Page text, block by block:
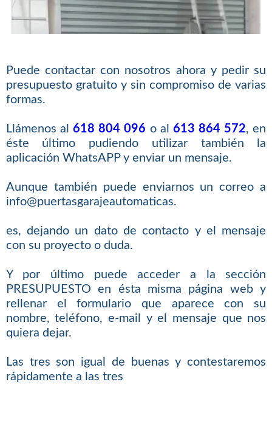
Puede contactar con nosotros ahora y pedir su
presupuesto gratuito y sin compromiso de varias
formas.
Llámenos al618 804 096 o al 613 864 572, en
éste último pudiendo utilizar también la
aplicación WhatsAPP y enviar un mensaje.
Aunque también puede enviarnos un correo a
info@puertasgarajeautomaticas.
es, dejando un dato de contacto y el mensaje
con su proyecto o duda.
Y por último puede acceder a la sección
PRESUPUESTO en ésta misma página web y
rellenar el formulario que aparece con su
nombre, teléfono, e-mail y el mensaje que nos
quiera dejar.
Las tres son igual de buenas y contestaremos
rápidamente a las tres